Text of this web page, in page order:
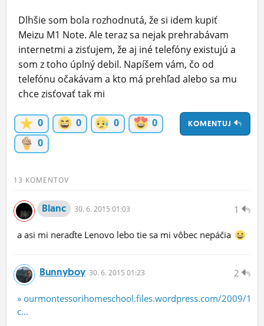
ĽUDIA
MÔJ PROFIL
NASTAVENIA
Dlhšie som bola rozhodnutá, že si idem kupiť
Meizu M1 Note. Ale teraz sa nejak prehrabávam
internetmi a zisťujem, že aj iné telefóny existujú a
som z toho úplný debil. Napíšem vám, čo od
telefónu očakávam a kto má prehľad alebo sa mu
chce zisťovať tak mi
KOMENTUJ
0 0 0
0
0
13 KOMENTOV
1
Blanc 30. 6. 2015 01:03
a asi mi neraďte Lenovo lebo tie sa mi vôbec nepáčia
2
Bunnyboy 30. 6. 2015 01:23
» ourmontessorihomeschool.files.wordpress.com/2009/10/
c...